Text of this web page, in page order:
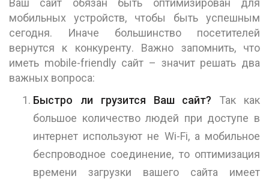
Ваш сайт обязан быть оптимизирован для
мобильных устройств, чтобы быть успешным
сегодня. Иначе большинство посетителей
вернутся к конкуренту. Важно запомнить, что
иметь mobile-friendly сайт – значит решать два
важных вопроса:
Быстро ли грузится Ваш сайт? Так как
большое количество людей при доступе в
интернет используют не Wi-Fi, а мобильное
беспроводное соединение, то оптимизация
времени загрузки вашего сайта имеет